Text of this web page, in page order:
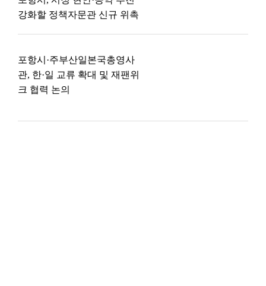
강화할 정책자문관 신규 위촉
포항시·주부산일본국총영사
관, 한·일 교류 확대 및 재팬위
크 협력 논의